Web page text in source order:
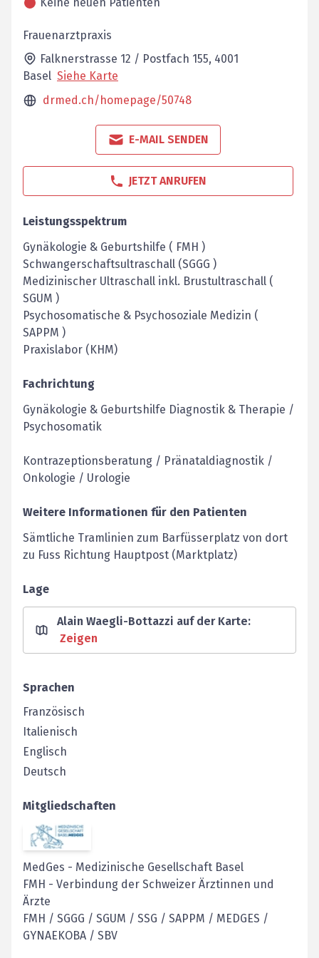
Frauenarztpraxis
Falknerstrasse 12 / Postfach 155, 4001
Basel Siehe Karte
drmed.ch/homepage/50748
E-MAIL SENDEN
JETZT ANRUFEN
Leistungsspektrum
Gynäkologie & Geburtshilfe ( FMH )
Schwangerschaftsultraschall (SGGG )
Medizinischer Ultraschall inkl. Brustultraschall (
SGUM )
Psychosomatische & Psychosoziale Medizin (
SAPPM )
Praxislabor (KHM)
Fachrichtung
Gynäkologie & Geburtshilfe Diagnostik & Therapie /
Psychosomatik
Kontrazeptionsberatung / Pränataldiagnostik /
Onkologie / Urologie
Weitere Informationen für den Patienten
Sämtliche Tramlinien zum Barfüsserplatz von dort
zu Fuss Richtung Hauptpost (Marktplatz)
Lage
Alain Waegli-Bottazzi auf der Karte:
Zeigen
Sprachen
Französisch
Italienisch
Englisch
Deutsch
Mitgliedschaften
MedGes - Medizinische Gesellschaft Basel
FMH - Verbindung der Schweizer Ärztinnen und
Ärzte
FMH / SGGG / SGUM / SSG / SAPPM / MEDGES /
GYNAEKOBA / SBV